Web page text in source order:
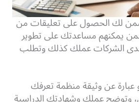
لك الحصول على تعليقات من
يمكنهم مساعدتك على تطوير
الشركات عملك كذلك وتطلب
عبارة عن وثيقة منظمة تعرفك